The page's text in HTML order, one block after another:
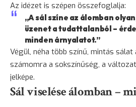
Az idézet is szépen összefoglalja:
„A sál színe az álomban
üzenet a tudattalanból –
minden árnyalatot.”
Végül, néha több színű, mintás sálat
számomra a sokszínűség, a
jelképe.
Sál viselése álomban –